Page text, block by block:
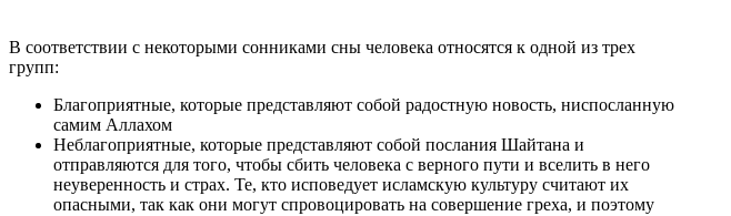
В соответствии с некоторыми сонниками сны человека относятся к одной из трех
групп:
Благоприятные, которые представляют собой радостную новость, ниспосланную
самим Аллахом
Неблагоприятные, которые представляют собой послания Шайтана и
отправляются для того, чтобы сбить человека с верного пути и вселить в него
неуверенность и страх. Те, кто исповедует исламскую культуру считают их
опасными, так как они могут спровоцировать на совершение греха, и поэтому